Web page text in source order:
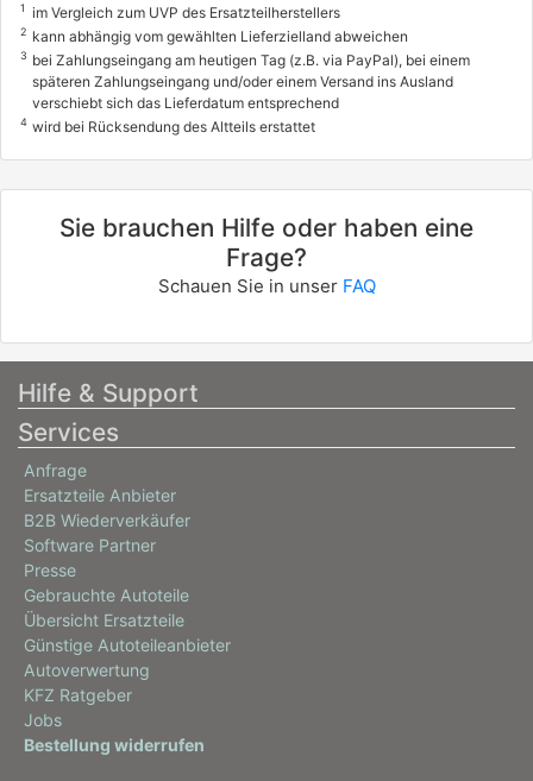
info
FORD
KA (RB_)
1.3 i
44 / 60
09/1996 - 11/2008
8566522, 8566ACF
08/2002 - 11/2008
1 im Vergleich zum UVP des Ersatzteilherstellers
2 kann abhängig vom gewählten Lieferzielland abweichen
3 bei Zahlungseingang am heutigen Tag (z.B. via PayPal), bei einem
späteren Zahlungseingang und/oder einem Versand ins Ausland
verschiebt sich das Lieferdatum entsprechend
4 wird bei Rücksendung des Altteils erstattet
Sie brauchen Hilfe oder haben eine
Frage?
Schauen Sie in unser FAQ
Hilfe & Support
Services
Anfrage
Ersatzteile Anbieter
B2B Wiederverkäufer
Software Partner
Presse
Gebrauchte Autoteile
Übersicht Ersatzteile
Günstige Autoteileanbieter
Autoverwertung
KFZ Ratgeber
Jobs
Bestellung widerrufen